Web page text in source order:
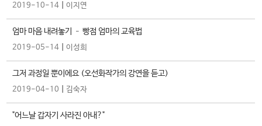
2019-10-14 |이지연
엄마 마음 내려놓기 – 빵점 엄마의 교육법
2019-05-14 |이성희
그저 과정일 뿐이에요 (오선화작가의 강연을 듣고)
2019-04-10 |김숙자
"어느날 갑자기 사라진 아내?"